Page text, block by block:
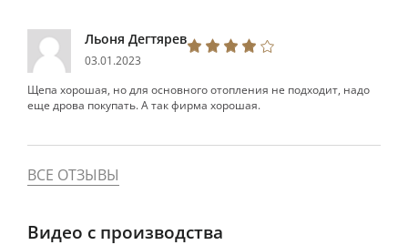
Льоня Дегтярев
03.01.2023
Щепа хорошая, но для основного отопления не подходит, надо
еще дрова покупать. А так фирма хорошая.
ВСЕ ОТЗЫВЫ
Видео с производства